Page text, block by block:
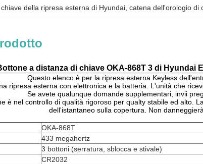
chiave della ripresa esterna di Hyundai , catena dell'orologio di
a distanza di chiave OKA-868T 3 di Hyundai
Questo elenco è per la ripresa esterna Keyless
ripresa esterna con elettronica e la batteria. L'unità che
Se avete qualunque domande supplementari, invii
è nel controllo di qualità rigoroso per qualty stabile ed alto.
dell'istantaneo sulla copertura. Non
OKA-868T
433 megahertz
3 bottoni (serratura, sblocca e stivale)
CR2032